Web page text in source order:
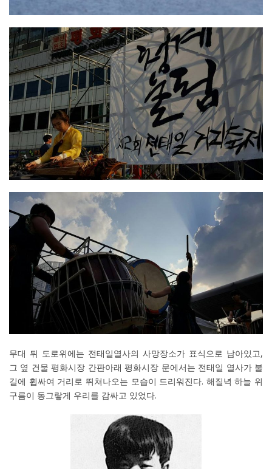
무대 뒤 도로위에는 전태일열사의 사망장소가 표식으로 남아있고,
그 옆 건물 평화시장 간판아래 평화시장 문에서는 전태일 열사가 불
길에 휩싸여 거리로 뛰쳐나오는 모습이 드리워진다. 해질녁 하늘 위
구름이 동그랗게 우리를 감싸고 있었다.